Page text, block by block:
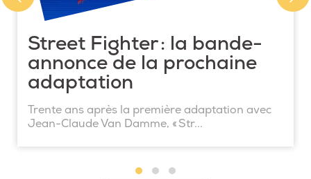
Street Fighter : la bande-
annonce de la prochaine
adaptation
Trente ans après la première adaptation avec
Jean-Claude Van Damme, « Str...